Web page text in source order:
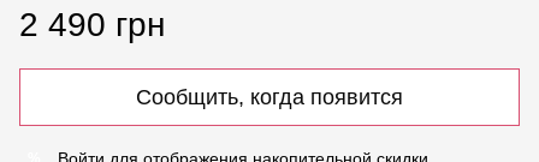
2 490 грн
Сообщить, когда появится